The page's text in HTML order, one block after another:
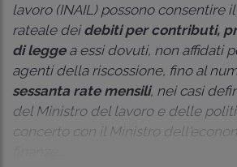
lavoro (INAIL) possono consentire
rateale deidebiti per contributi,
di leggea essi dovuti, non affidati
agenti della riscossione, fino al
sessanta rate mensili, nei casi
del Ministro del lavoro e delle
concerto con il Ministro